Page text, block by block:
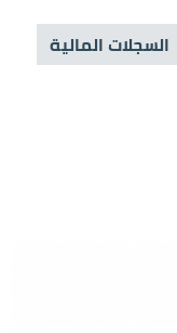
السجلات المالية